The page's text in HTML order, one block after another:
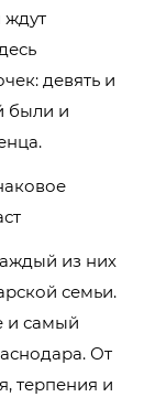
ждут
девять и
были и
из них
семьи.
и самый
От
терпения и